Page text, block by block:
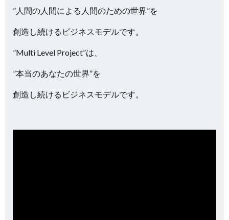
”人間の人間による人間のための世界”を
創造し続けるビジネスモデルです。
”Multi Level Project”は、
”本当のあなたの世界”を
創造し続けるビジネスモデルです。